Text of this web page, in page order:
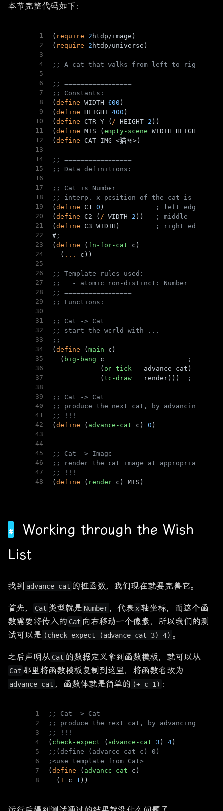
本节完整代码如下：
1
2
3
4
5
6
7
8
9
10
11
12
13
14
15
16
17
18
19
20
21
22
23
24
25
26
27
28
29
30
31
32
33
34
35
36
37
38
39
40
41
42
43
44
45
46
47
48
( require 2 htdp/image)
( require 2 htdp/universe)
;; A cat that walks from left to right
;; =================
;; Constants:
(define WIDTH 600 )
(define HEIGHT 400 )
(define CTR-Y ( / HEIGHT 2 ))
(define MTS (empty-scene WIDTH HEIGHT))
(define CAT-IMG <猫图>)
;; =================
;; Data definitions:
;; Cat is Number
;; interp. x position of the cat is screen
(define C1 0 )
; left edge
(define C2 ( / WIDTH 2 ))
; middle
(define C3 WIDTH)
; right edge
# ;
(define ( fn-for-cat c)
  (
... c))
;; Template rules used:
;;   - atomic non-distinct: Number
;; =================
;; Functions:
;; Cat -> Cat
;; start the world with ...
;;
(define (main c)
  (
big-bang c
; Cat
            (
on-tick
   advance-cat)
            (
to-draw
   render)))
; Cat ->
;; Cat -> Cat
;; produce the next cat, by advancing it
;; !!!
(define ( advance-cat c) 0 )
;; Cat -> Image
;; render the cat image at appropriate
;; !!!
(define ( render c) MTS)
Working through the Wish
List
找到 advance-cat 的桩函数，我们现在就要完善它。
首先， Cat 类型就是 Number ，代表 x 轴坐标，而这个函
数需要将传入的 Cat 向右移动一个像素，所以我们的测
试可以是 (check-expect (advance-cat 3) 4) 。
之后声明从 Cat 的数据定义拿到函数模板，就可以从
Cat 那里将函数模板复制到这里，将函数名改为
advance-cat ，函数体就是简单的 (+ c 1) ：
1
2
3
4
5
6
7
8
;; Cat -> Cat
;; produce the next cat, by advancing it
;; !!!
( check-expect ( advance-cat 3 ) 4 )
;;(define (advance-cat c) 0)
;<use template from Cat>
(define ( advance-cat c)
  (
+ c 1 ))